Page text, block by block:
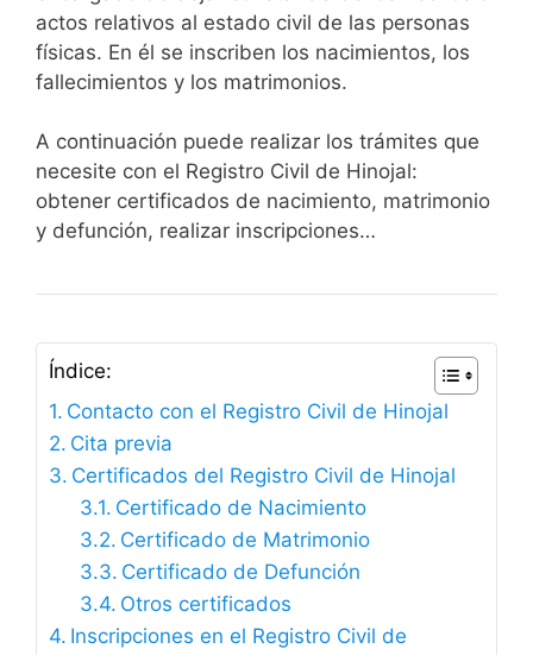
actos relativos al estado civil de las personas
físicas. En él se inscriben los nacimientos, los
fallecimientos y los matrimonios.
A continuación puede realizar los trámites que
necesite con el Registro Civil de Hinojal:
obtener certificados de nacimiento, matrimonio
y defunción, realizar inscripciones…
Índice:
Contacto con el Registro Civil de Hinojal
Cita previa
Certificados del Registro Civil de Hinojal
Certificado de Nacimiento
Certificado de Matrimonio
Certificado de Defunción
Otros certificados
Inscripciones en el Registro Civil de